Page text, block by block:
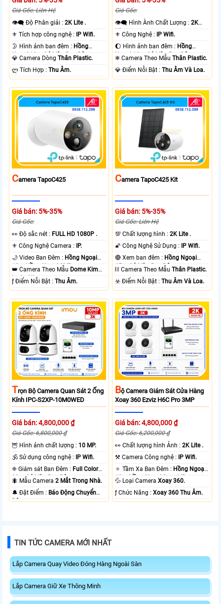
Giá Gốc: Liên Hệ
👁️‍🗨 Độ Phân giải :2K Lite .
⚜️ Tích hợp công nghệ :
IP Wifi.
🌛 Hình ảnh ban đêm : Hồng
Ngoại 10m Có Màu Ban Ðêm.
💎 Camera DòngThân Plastic.
️ლ Tích Hợp :Thu Âm.
Giá Gốc:
👁️‍🗨 Hình Ành Chất Lượng :2K
Lite .
⚜️ Công Nghệ :
IP Wifi.
🌔 Hình ảnh ban đêm : Hồng
Ngoại 10m Có Màu Ban Ðêm.
❄ Camera Theo MẫuThân Plastic.
️💎 Điểm Nỗi Bật :Thu Âm Và Loa.
CAmera TapoC425
Giá bán: 5%-35%
Giá Gốc:
️👀 Độ sắc nét : FULL HD 1080P .
⚜️ Công Nghệ Camera :
IP.
🌙 Video Ban Đêm : Hồng Ngoại
10m Hồng Ngoại SMD.
👑 Camera Theo Mẫu Dome Kim
loại + Nhựa.
️ƒ Điểm Nỗi Bật :Thu Âm.
CAmera TapoC425 Kit
Giá bán: 5%-35%
Giá Gốc: Liên Hệ
💯 Chất lượng hình :2K Lite .
🌠 Công Nghệ Sử Dụng :
IP Wifi.
🔴 Xem ban đêm : Hồng Ngoại
15m Có Màu Ban Ðêm.
⛓ Camera Theo MẫuThân Plastic.
️☣️ Điểm Nỗi Bật :Thu Âm Và Loa.
TRọn Bộ Camera Quan Sát 2 Ống
Kính IPC-S2XP-10M0WED
Giá bán: 4,800,000 ₫
Giá Gốc: 6,800,000 ₫
🦉 Hình ảnh chất lượng : 10 MP.
🕉️ Sử dụng công nghệ :
IP Wifi.
❈ Giám sát Ban Đêm : Full Color
20m Có Màu Ban Ðêm.
🐜 Mẫu Camera2 Mắt Trong Nhà.
️🔔 Đặt Điểm : Báo Động Chuyển
Động.
BỘ Camera Giám Sát Cửa Hàng
Xoay 360 Ezviz H6C Pro 3MP
Giá bán: 4,800,000 ₫
Giá Gốc: 6,200,000 ₫
️👀 Chất lượng hình Ảnh :2K Lite .
⚒ Camera Công nghệ :
IP Wifi.
🔅 Tầm Xa Ban Đêm : Hồng Ngoại
10m Hồng Ngoại Smart IR.
💦 Loại CameraXoay 360.
️ƒ Chức Năng :Xoay 360 Thu Âm.
TIN TỨC CAMERA MỚI NHẤT
Lắp Camera Quay Video Đóng Hàng Ngoài Sàn
Lắp Camera Giữ Xe Thông Minh